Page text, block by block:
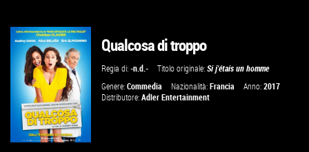
GUARDA IL TRAILER
VAI ALLA SCHEDA
Qualcosa di troppo
Regia di:-n.d.- Titolo originale:Si j'étais un homme
Genere:Commedia Nazionalità:Francia Anno:2017
Distributore:Adler Entertainment